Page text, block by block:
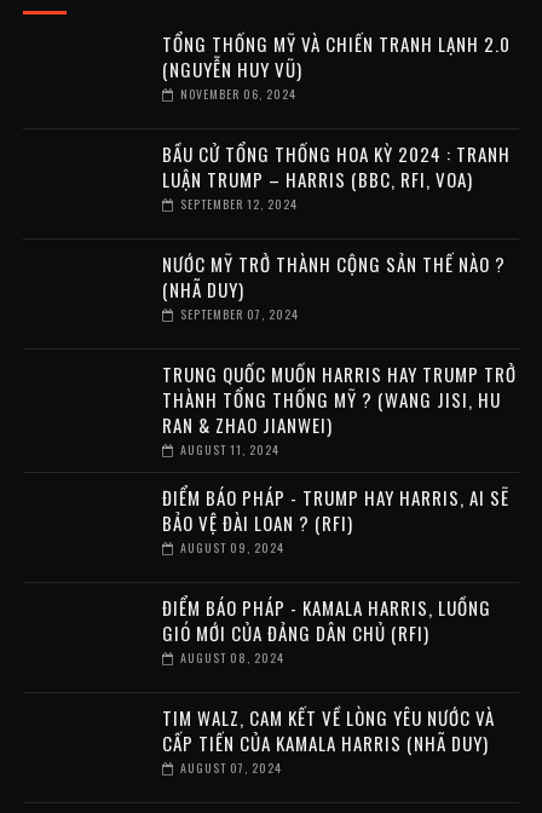
TỔNG THỐNG MỸ VÀ CHIẾN TRANH LẠNH 2.0
(NGUYỄN HUY VŨ)
NOVEMBER 06, 2024
BẦU CỬ TỔNG THỐNG HOA KỲ 2024 : TRANH
LUẬN TRUMP – HARRIS (BBC, RFI, VOA)
SEPTEMBER 12, 2024
NƯỚC MỸ TRỞ THÀNH CỘNG SẢN THẾ NÀO ?
(NHÃ DUY)
SEPTEMBER 07, 2024
TRUNG QUỐC MUỐN HARRIS HAY TRUMP TRỞ
THÀNH TỔNG THỐNG MỸ ? (WANG JISI, HU
RAN & ZHAO JIANWEI)
AUGUST 11, 2024
ĐIỂM BÁO PHÁP - TRUMP HAY HARRIS, AI SẼ
BẢO VỆ ĐÀI LOAN ? (RFI)
AUGUST 09, 2024
ĐIỂM BÁO PHÁP - KAMALA HARRIS, LUỒNG
GIÓ MỚI CỦA ĐẢNG DÂN CHỦ (RFI)
AUGUST 08, 2024
TIM WALZ, CAM KẾT VỀ LÒNG YÊU NƯỚC VÀ
CẤP TIẾN CỦA KAMALA HARRIS (NHÃ DUY)
AUGUST 07, 2024